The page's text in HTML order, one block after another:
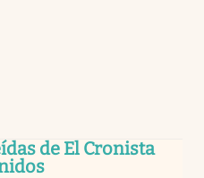
de El Cronista